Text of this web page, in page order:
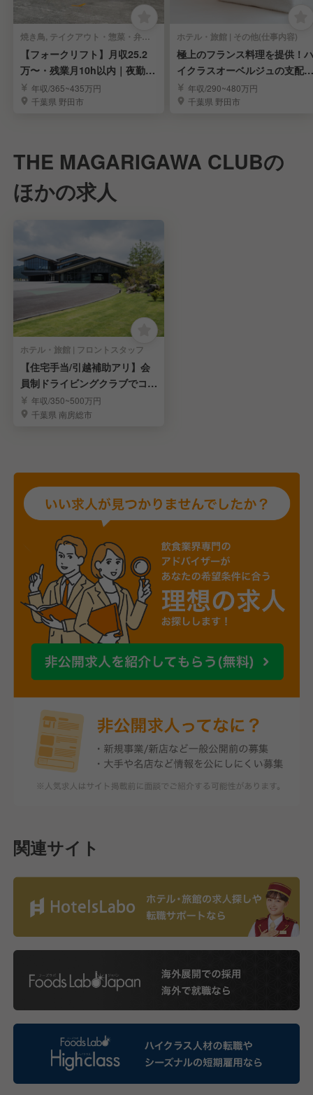
焼き鳥, テイクアウト・惣菜・弁当屋 | その他(仕事内容)
【フォークリフト】月収25.2
万〜・残業月10h以内｜夜勤な
し｜食品倉庫職
年収/365~435万円
千葉県 野田市
ホテル・旅館 | その他(仕事内容)
極上のフランス料理を提供！ハ
イクラスオーベルジュの支配人
候補募集
年収/290~480万円
千葉県 野田市
THE MAGARIGAWA CLUBの
ほかの求人
ホテル・旅館 | フロントスタッフ
【住宅手当/引越補助アリ】会
員制ドライビングクラブでコン
シェルジュ募集！
年収/350~500万円
千葉県 南房総市
関連サイト